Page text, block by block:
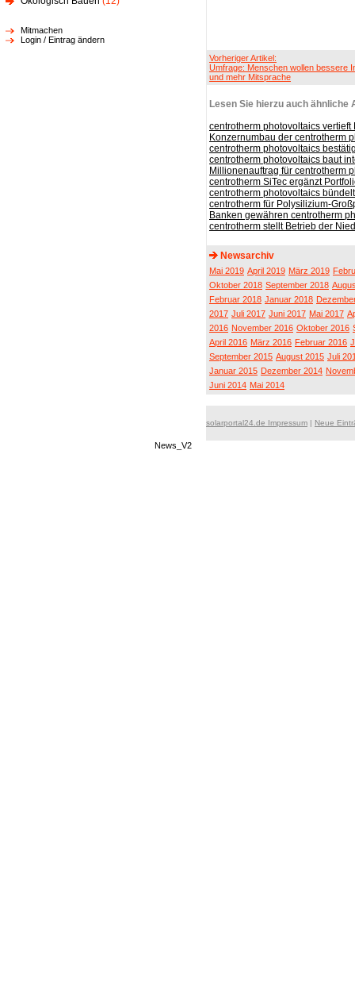
Mitmachen
Login / Eintrag ändern
Vorheriger Artikel:
Umfrage: Menschen wollen bessere
und mehr Mitsprache
Lesen Sie hierzu auch ähnliche
centrotherm photovoltaics
Konzernumbau der centrotherm
centrotherm photovoltaics
centrotherm photovoltaics baut
Millionenauftrag für centrotherm
centrotherm SiTec ergänzt
centrotherm photovoltaics
centrotherm für Polysilizium-
Banken gewähren centrotherm
centrotherm stellt Betrieb der
Newsarchiv
Mai 2019 April 2019 März 2019
Oktober 2018 September 2018
Februar 2018 Januar 2018
2017 Juli 2017 Juni 2017 Mai 2017
2016 November 2016 Oktober 2016
April 2016 März 2016 Februar 2016
September 2015 August 2015 Juli
Januar 2015 Dezember 2014
Juni 2014 Mai 2014
solarportal24.de Impressum | Neue
News_V2